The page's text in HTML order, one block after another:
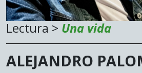
Lectura > Una vida
ALEJANDRO